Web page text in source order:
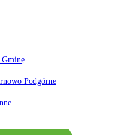
Gminę
Podgórne